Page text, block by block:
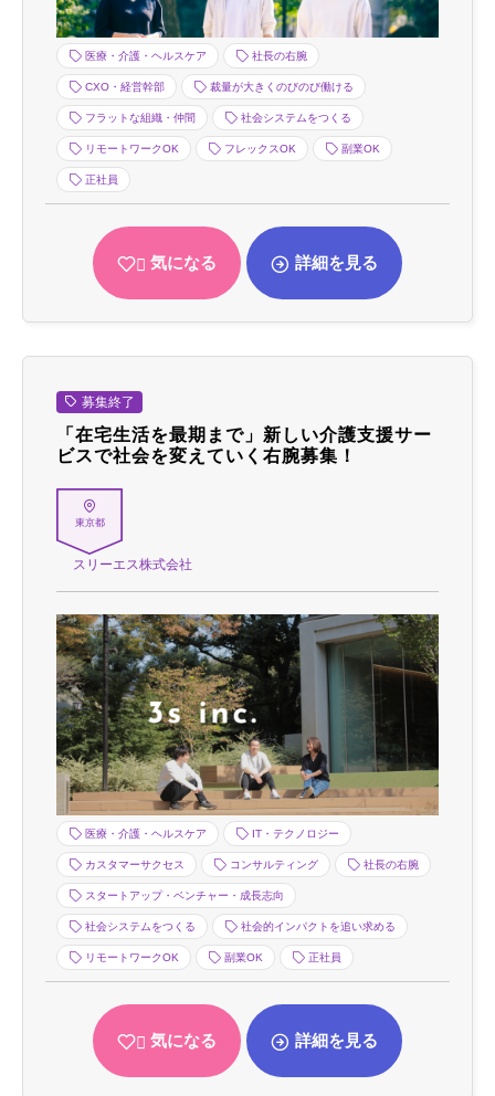
医療・介護・ヘルスケア 社長の右腕
CXO・経営幹部 裁量が大きくのびのび働ける
フラットな組織・仲間 社会システムをつくる
リモートワークOK フレックスOK 副業OK
正社員
気になる 詳細を見る
募集終了
「在宅生活を最期まで」新しい介護支援サー
ビスで社会を変えていく右腕募集！
東京都
スリーエス株式会社
医療・介護・ヘルスケア IT・テクノロジー
カスタマーサクセス コンサルティング 社長の右腕
スタートアップ・ベンチャー・成長志向
社会システムをつくる 社会的インパクトを追い求める
リモートワークOK 副業OK 正社員
気になる 詳細を見る